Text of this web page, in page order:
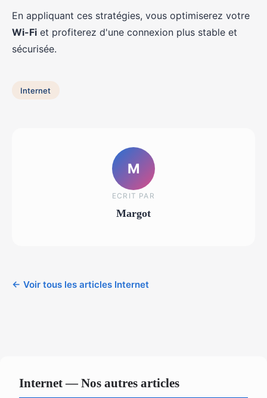
En appliquant ces stratégies, vous optimiserez votre
Wi-Fi et profiterez d'une connexion plus stable et
sécurisée.
Internet
M
ECRIT PAR
Margot
← Voir tous les articles Internet
Internet — Nos autres articles